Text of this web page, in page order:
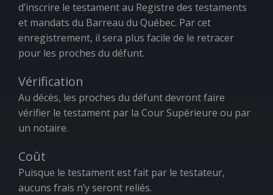
d’inscrire le testament au Registre des testaments
et mandats du Barreau du Québec. Par cet
enregistrement, il sera plus facile de le retracer
pour les proches du défunt.
Vérification
Au décès, les proches du défunt devront faire
vérifier le testament par la Cour Supérieure ou par
un notaire.
Coût
Puisque le testament est fait par le testateur,
aucuns frais n’y seront reliés.